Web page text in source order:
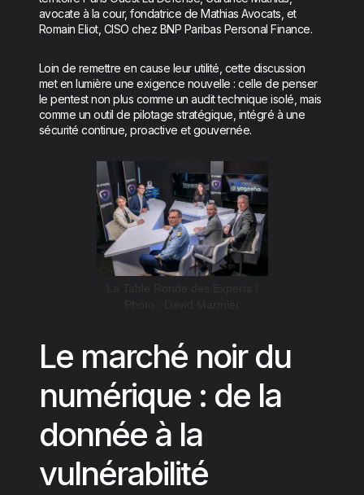
avocate à la cour, fondatrice de Mathias Avocats, et
Romain Eliot, CISO chez BNP Paribas Personal Finance.
Loin de remettre en cause leur utilité, cette discussion
met en lumière une exigence nouvelle : celle de penser
le pentest non plus comme un audit technique isolé, mais
comme un outil de pilotage stratégique, intégré à une
sécurité continue, proactive et gouvernée.
Le marché noir du
numérique : de la
donnée à la
vulnérabilité